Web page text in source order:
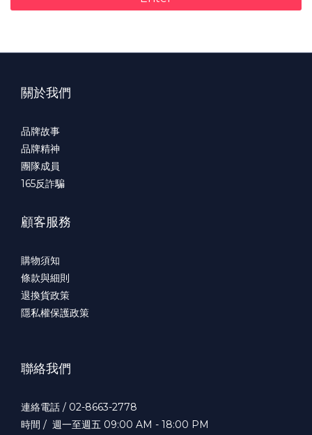
關於我們
品牌故事
品牌精神
團隊成員
165反詐騙
顧客服務
購物須知
條款與細則
退換貨政策
隱私權保護政策
聯絡我們
連絡電話 / 02-8663-2778
時間 / 週一至週五 09:00 AM - 18:00 PM